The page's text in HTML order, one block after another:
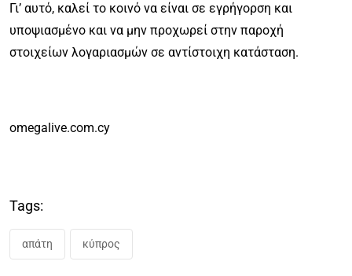
Γι’ αυτό, καλεί το κοινό να είναι σε εγρήγορση και
υποψιασμένο και να μην προχωρεί στην παροχή
στοιχείων λογαριασμών σε αντίστοιχη κατάσταση.
omegalive.com.cy
Tags:
απάτη κύπρος